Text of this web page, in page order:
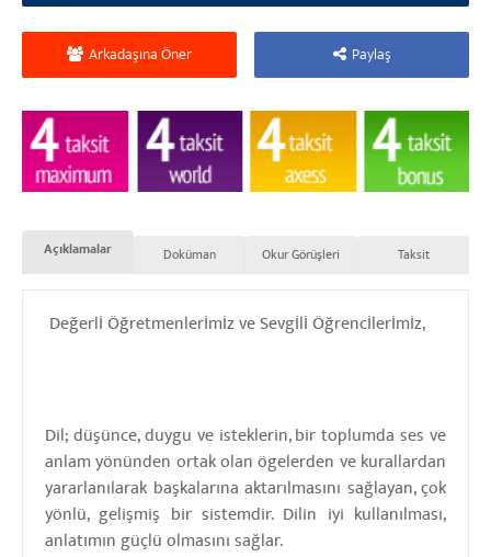
Arkadaşına Öner Paylaş
Açıklamalar Doküman Okur Görüşleri Taksit
Değerlİ Öğretmenlerİmİz ve Sevgİlİ Öğrencİlerİmİz,
Dil; düşünce, duygu ve isteklerin, bir toplumda ses ve
anlam yönünden ortak olan ögelerden ve kurallardan
yararlanılarak başkalarına aktarılmasını sağlayan, çok
yönlü, gelişmiş bir sistemdir. Dilin iyi kullanılması,
anlatımın güçlü olmasını sağlar.